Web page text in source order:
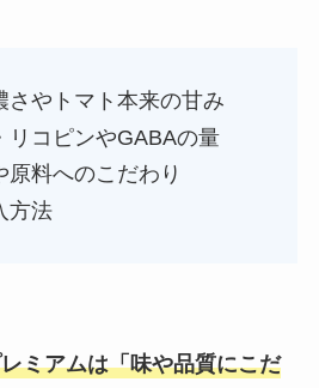
さやトマト本来の甘み
リコピンやGABAの量
原料へのこだわり
方法
ミアムは「味や品質にこだ